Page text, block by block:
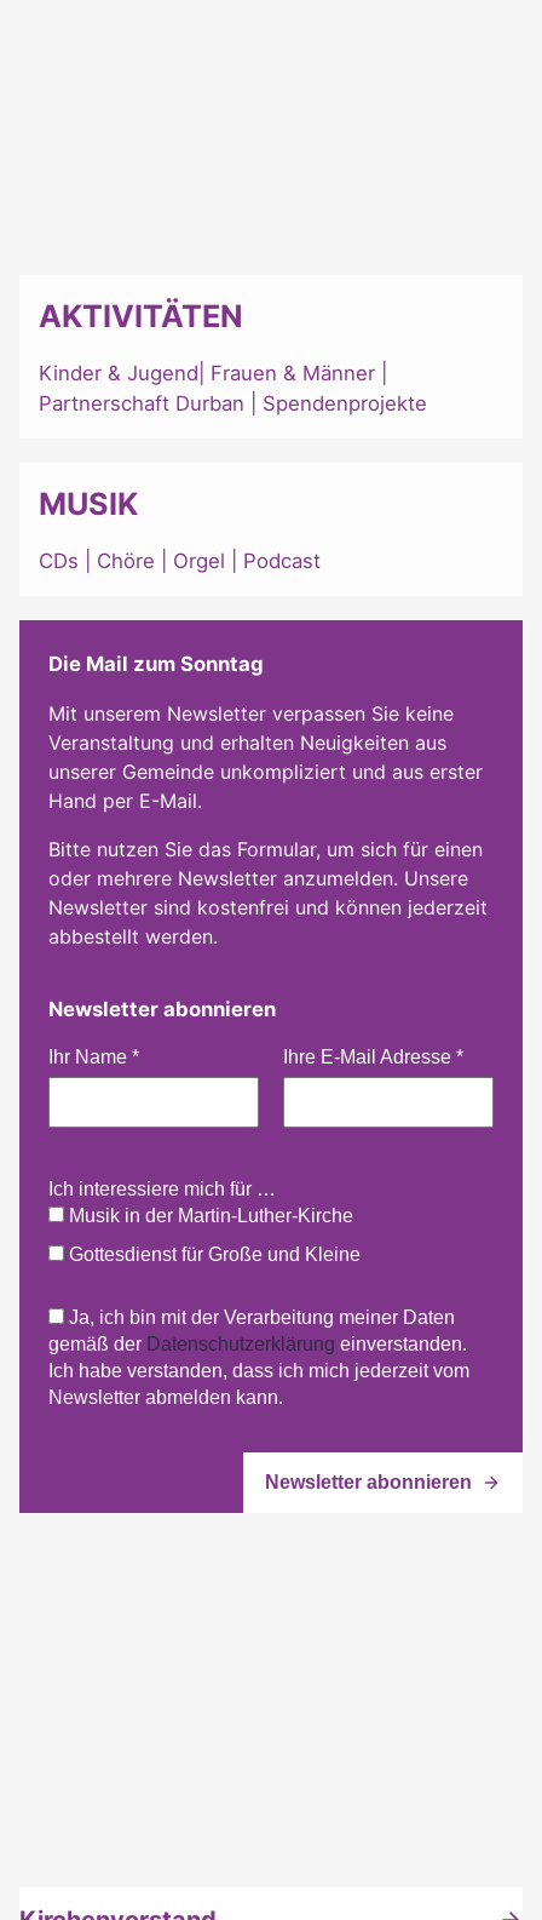
AKTIVITÄTEN
Kinder & Jugend Frauen & Männer
Partnerschaft Durban
Spendenprojekte
MUSIK
CDs Chöre Orgel Podcast
Die Mail zum Sonntag
Mit unserem Newsletter verpassen Sie keine
Veranstaltung und erhalten Neuigkeiten aus
unserer Gemeinde unkompliziert und aus erster
Hand per E-Mail.
Bitte nutzen Sie das Formular, um sich für einen
oder mehrere Newsletter anzumelden. Unsere
Newsletter sind kostenfrei und können jederzeit
abbestellt werden.
Newsletter abonnieren
Ihr Name * Ihre E-Mail Adresse *
Ich interessiere mich für …
Musik in der Martin-Luther-Kirche
Gottesdienst für Große und Kleine
Ja, ich bin mit der Verarbeitung meiner Daten
gemäß der Datenschutzerklärung einverstanden.
Ich habe verstanden, dass ich mich jederzeit vom
Newsletter abmelden kann.